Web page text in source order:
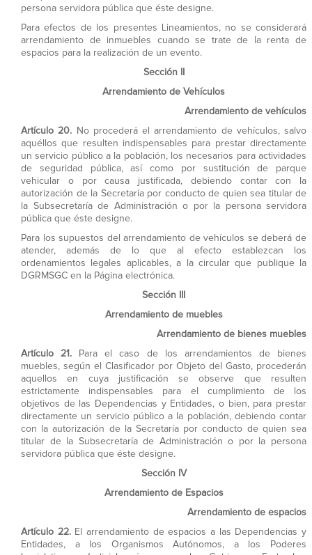
persona servidora pública que éste designe.
Para efectos de los presentes Lineamientos, no se considerará
arrendamiento de inmuebles cuando se trate de la renta de
espacios para la realización de un evento.
Sección II
Arrendamiento de Vehículos
Arrendamiento de vehículos
Artículo 20.
No procederá el arrendamiento de vehículos, salvo
aquéllos que resulten indispensables para prestar directamente
un servicio público a la población, los necesarios para actividades
de seguridad pública, así como por sustitución de parque
vehicular o por causa justificada, debiendo contar con la
autorización de la Secretaría por conducto de quien sea titular de
la Subsecretaría de Administración o por la persona servidora
pública que éste designe.
Para los supuestos del arrendamiento de vehículos se deberá de
atender, además de lo que al efecto establezcan los
ordenamientos legales aplicables, a la circular que publique la
DGRMSGC en la Página electrónica.
Sección III
Arrendamiento de muebles
Arrendamiento de bienes muebles
Artículo 21.
Para el caso de los arrendamientos de bienes
muebles, según el Clasificador por Objeto del Gasto, procederán
aquellos en cuya justificación se observe que resulten
estrictamente indispensables para el cumplimiento de los
objetivos de las Dependencias y Entidades, o bien, para prestar
directamente un servicio público a la población, debiendo contar
con la autorización de la Secretaría por conducto de quien sea
titular de la Subsecretaría de Administración o por la persona
servidora pública que éste designe.
Sección IV
Arrendamiento de Espacios
Arrendamiento de espacios
Artículo 22.El arrendamiento de espacios a las Dependencias y
Entidades, a los Organismos Autónomos, a los Poderes